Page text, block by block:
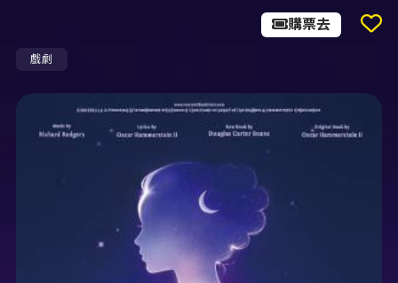
戲劇
購票去